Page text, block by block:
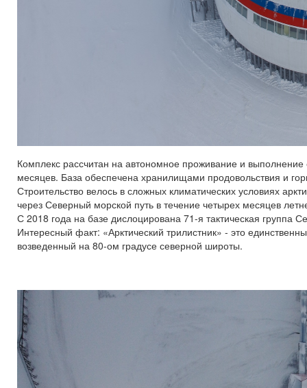
Комплекс рассчитан на автономное проживание и
месяцев. База обеспечена хранилищами продовольствия и
Строительство велось в сложных климатических условиях
через Северный морской путь в течение четырех месяцев
С 2018 года на базе дислоцирована 71-я тактическая группа
Интересный факт: «Арктический трилистник» - это
возведенный на 80-ом градусе северной широты.